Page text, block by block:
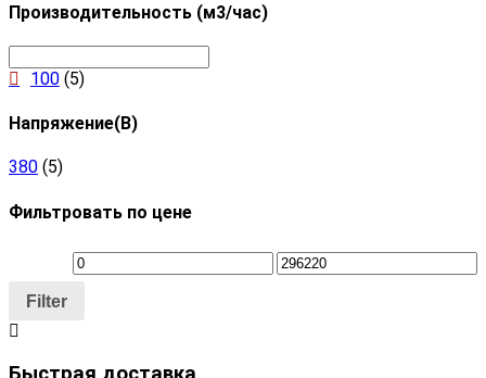
Производительность (м3/час)
100 (5)
Напряжение(В)
380 (5)
Фильтровать по цене
Filter
Быстрая доставка